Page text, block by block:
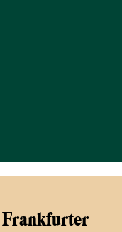
Frankfurter